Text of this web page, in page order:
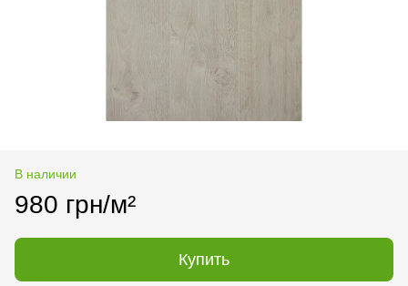
В наличии
980 грн/м²
Купить